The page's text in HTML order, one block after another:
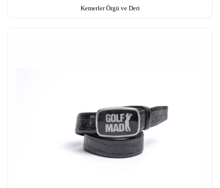
Kemerler Örgü ve Deri